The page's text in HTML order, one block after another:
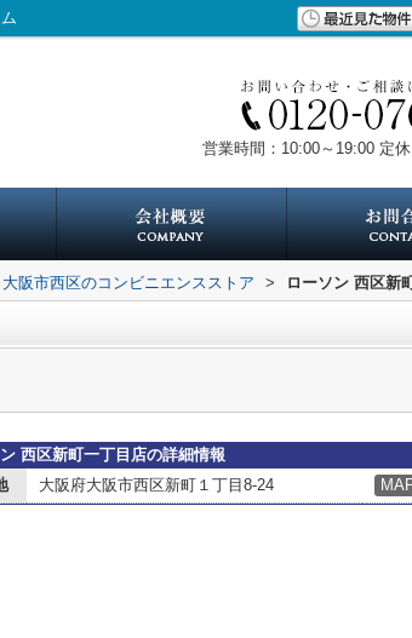
営業時間：10:00～19:00 定
大阪市西区のコンビニエンスストア > ローソン 西区新
西区新町一丁目店の詳細情報
大阪府大阪市西区新町１丁目8-24